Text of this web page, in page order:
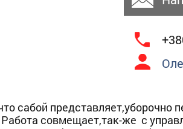
сабой представляет,уборочно
совмещает,так-же с